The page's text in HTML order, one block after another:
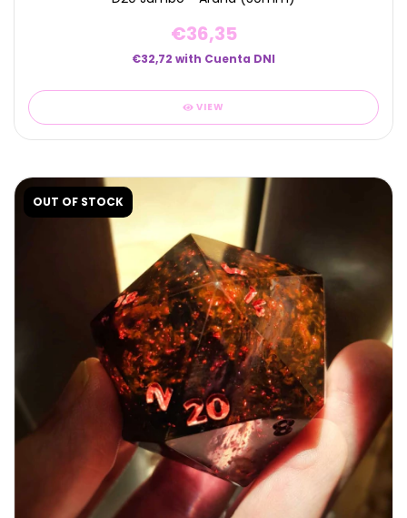
€36,35
€32,72 with Cuenta DNI
VIEW
OUT OF STOCK